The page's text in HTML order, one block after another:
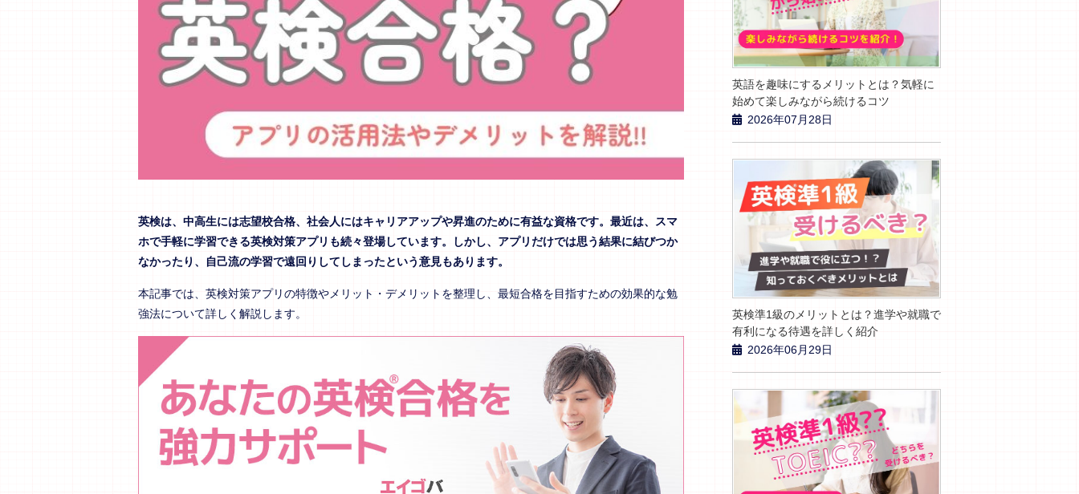
英検は、中高生には志望校合格、社会人にはキャリアアップや昇進のために有益な資格です。最近は、スマ
ホで手軽に学習できる英検対策アプリも続々登場しています。しかし、アプリだけでは思う結果に結びつか
なかったり、自己流の学習で遠回りしてしまったという意見もあります。
本記事では、英検対策アプリの特徴やメリット・デメリットを整理し、最短合格を目指すための効果的な勉
強法について詳しく解説します。
英語を趣味にするメリットとは？気軽に
始めて楽しみながら続けるコツ
2026年07月28日
英検準1級のメリットとは？進学や就職で
有利になる待遇を詳しく紹介
2026年06月29日